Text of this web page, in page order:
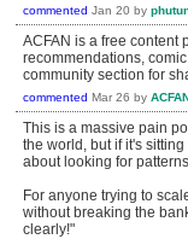
commented Jan 20 by
ACFAN is a free content
recommendations,
community section for
commented Mar 26 by
This is a massive pain
the world, but if it's
about looking for
For anyone trying to
without breaking the
clearly!"